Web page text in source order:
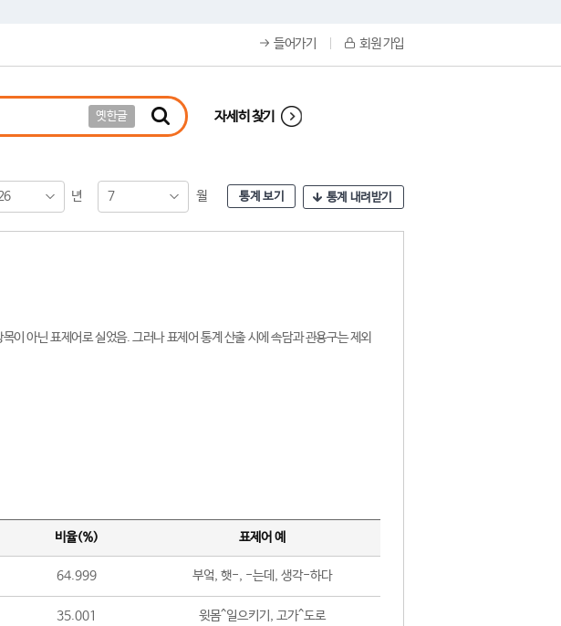
들어가기 회원 가입
옛한글 자세히 찾기
년 7 월 통계 보기 통계 내려받기
이 아닌 표제어로 실었음. 그러나 표제어 통계 산출 시에 속담과 관용구는 제외
비율(%) 표제어 예
64.999 부엌, 햇-, -는데, 생각-하다
35.001 윗몸^일으키기, 고가^도로